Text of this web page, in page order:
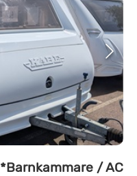
*Barnkammare / AC